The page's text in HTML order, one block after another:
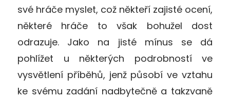
své hráče myslet, což někteří zajisté ocení,
některé hráče to však bohužel dost
odrazuje. Jako na jisté mínus se dá
pohlížet u některých podrobností ve
vysvětlení příběhů, jenž působí ve vztahu
ke svému zadání nadbytečně a takzvaně